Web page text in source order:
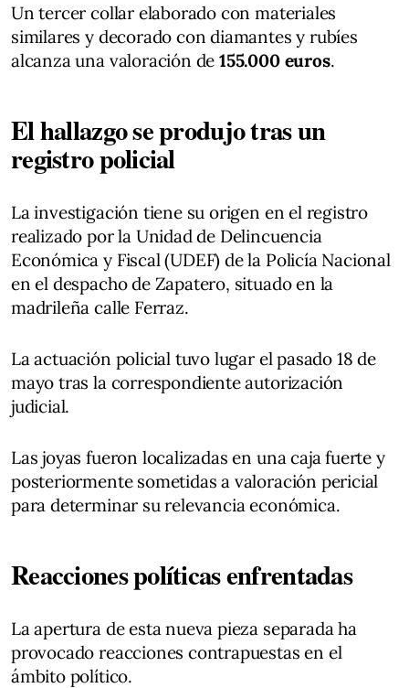
Un tercer collar elaborado con materiales
similares y decorado con diamantes y rubíes
alcanza una valoración de155.000 euros.
El hallazgo se produjo tras un
registro policial
La investigación tiene su origen en el registro
realizado por la Unidad de Delincuencia
Económica y Fiscal (UDEF) de la Policía Nacional
en el despacho de Zapatero, situado en la
madrileña calle Ferraz.
La actuación policial tuvo lugar el pasado 18 de
mayo tras la correspondiente autorización
judicial.
Las joyas fueron localizadas en una caja fuerte y
posteriormente sometidas a valoración pericial
para determinar su relevancia económica.
Reacciones políticas enfrentadas
La apertura de esta nueva pieza separada ha
provocado reacciones contrapuestas en el
ámbito político.